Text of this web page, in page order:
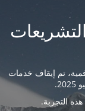
تم إيقاف خدمات
التجربة.